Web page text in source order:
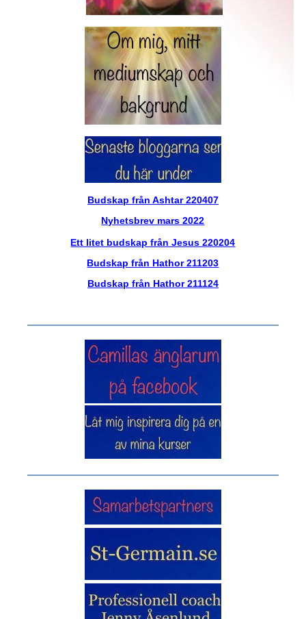
Budskap från Ashtar 220407
Nyhetsbrev mars 2022
Ett litet budskap från Jesus 220204
Budskap från Hathor 211203
Budskap från Hathor 211124